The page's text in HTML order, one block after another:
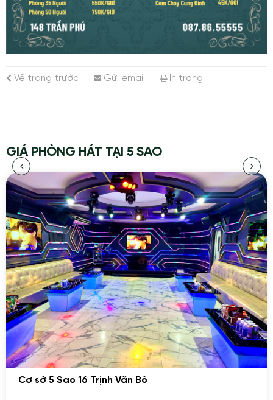
Về trang trước Gửi email In trang
GIÁ PHÒNG HÁT TẠI 5 SAO
Cơ sở 5 Sao 16 Trịnh Văn Bô